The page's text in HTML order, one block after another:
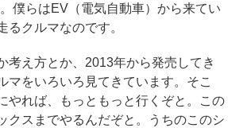
僕らはEV（電気自動車）から来てい
るクルマなのです。
え方とか、2013年から発売してき
マをいろいろ見てきています。そこ
やれば、もっともっと行くぞと。この
クスまでやるんだぞと。うちのこのシ